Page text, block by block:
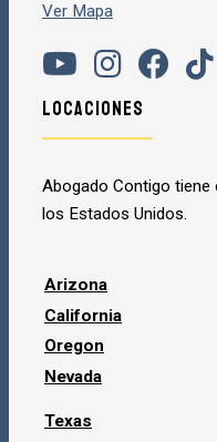
Ver Mapa
Locaciones
Abogado Contigo
los Estados Unidos.
Arizona
California
Oregon
Nevada
Texas